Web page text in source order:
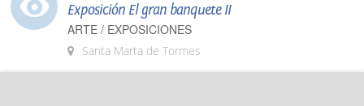
Exposición El gran banquete II
ARTE / EXPOSICIONES
Santa Marta de Tormes